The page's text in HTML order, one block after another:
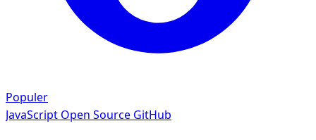
Populer
JavaScript Open Source GitHub